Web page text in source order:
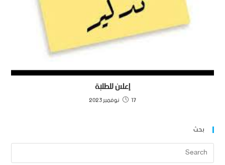
إعلان للطلبة
17 نوفمبر 2023
بحث